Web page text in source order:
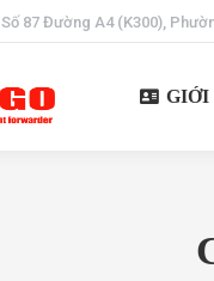
Số 87 Đường A4 (K300),
GIỚI